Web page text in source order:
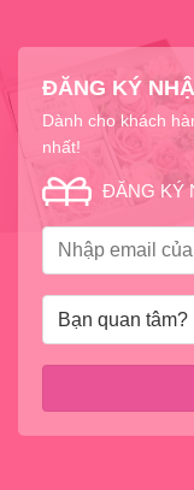
ĐĂNG KÝ
Dành cho khách
nhất!
ĐĂNG KÝ